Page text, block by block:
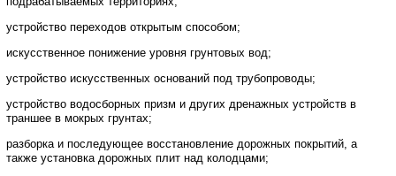
устройство переходов открытым способом;
искусственное понижение уровня грунтовых вод;
устройство искусственных оснований под трубопроводы;
устройство водосборных призм и других дренажных устройств в
траншее в мокрых грунтах;
разборка и последующее восстановление дорожных покрытий, а
также установка дорожных плит над колодцами;